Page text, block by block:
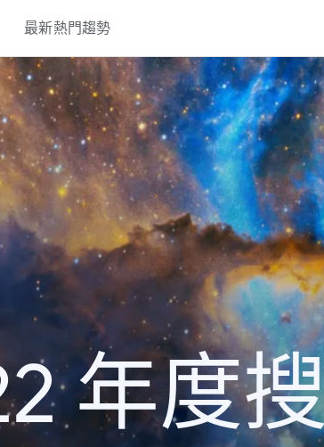
最新熱門趨勢
年度